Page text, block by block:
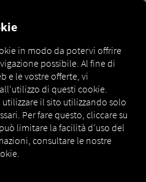
Dieselinspektor Connect
in modo da potervi offrire
possibile. Al fine di
e le vostre offerte, vi
di questi cookie.
il sito utilizzando solo
Per fare questo, cliccare su
limitare la facilità d'uso del
consultare le nostre